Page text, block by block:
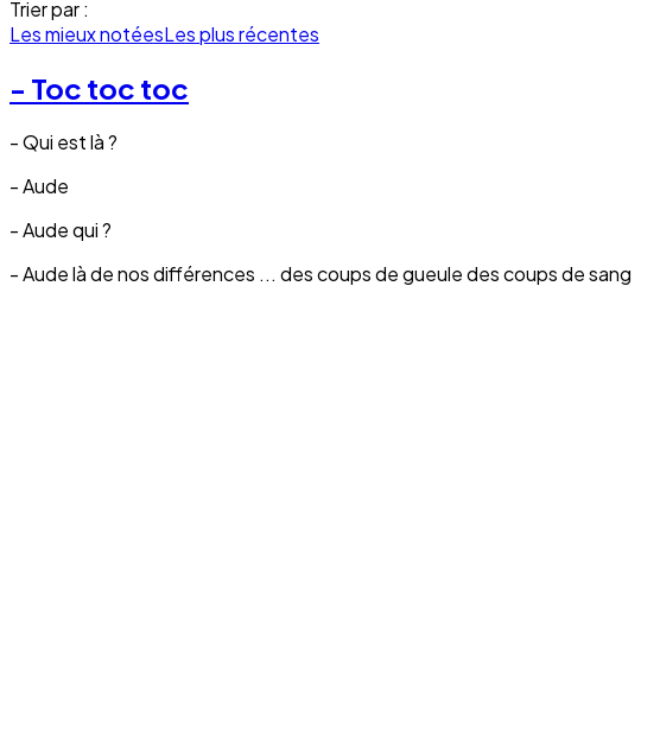
Trier par :
Les mieux notéesLes plus récentes
- Toc toc toc
- Qui est là ?
- Aude
- Aude qui ?
- Aude là de nos différences ... des coups de gueule des coups de sang